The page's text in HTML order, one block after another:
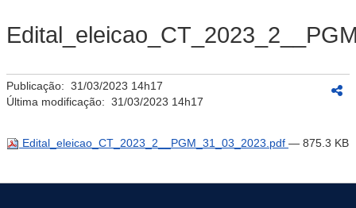
Publicação: 31/03/2023 14h17
Última modificação: 31/03/2023 14h17
Edital_eleicao_CT_2023_2__PGM_31_03_2023.pdf — 875.3 KB